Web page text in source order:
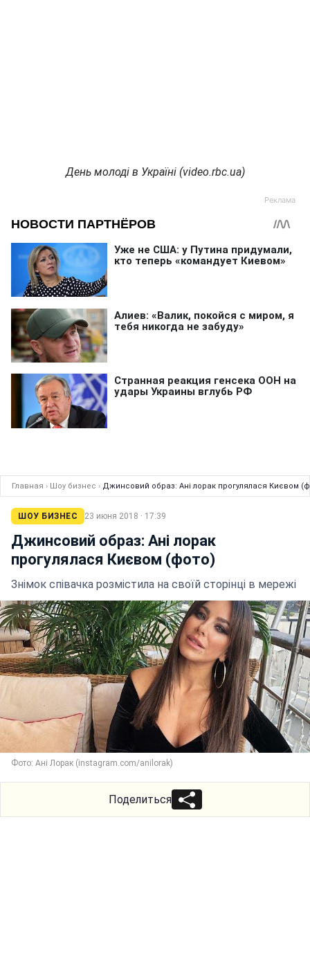
День молоді в Україні (video.rbc.ua)
Главная › Шоу бизнес › Джинсовий образ: Ані лорак прогулялася Києвом
ШОУ БИЗНЕС 23 июня 2018 · 17:39
Джинсовий образ: Ані лорак
прогулялася Києвом (фото)
Знімок співачка розмістила на своїй сторінці в мережі
Фото: Ані Лорак (instagram.com/anilorak)
Поделиться